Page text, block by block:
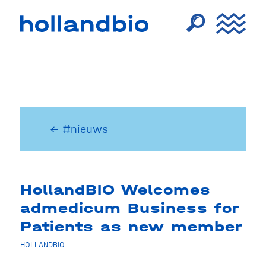
← #nieuws
HollandBIO Welcomes
admedicum Business for
Patients as new member
HOLLANDBIO